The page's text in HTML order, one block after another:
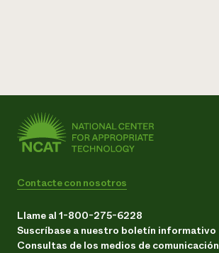
Contacte con nosotros
Llame al 1-800-275-6228
Suscríbase a nuestro boletín informativo
Consultas de los medios de comunicación